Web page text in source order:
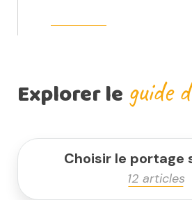
Explorer le guide
Choisir le portage
12 articles